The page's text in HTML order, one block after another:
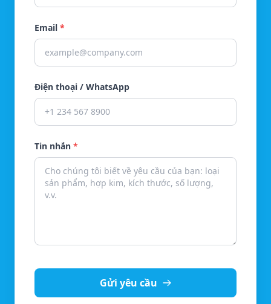
Email *
Điện thoại / WhatsApp
Tin nhắn *
Gửi yêu cầu